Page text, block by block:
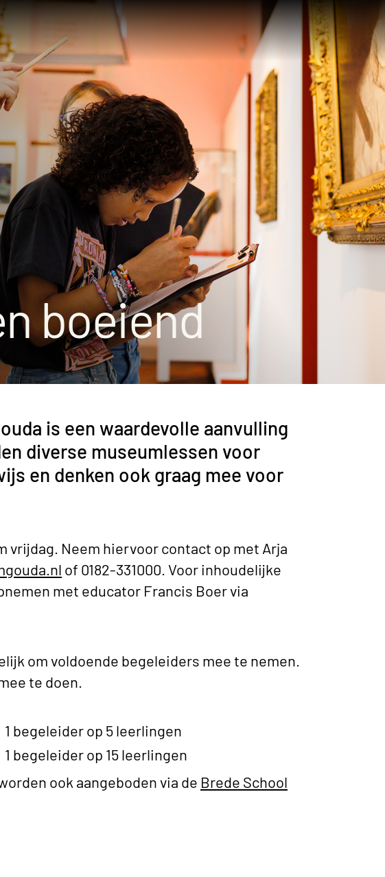
Te zien en te
doen
Tentoonstellingen
Activiteiten
Collectie
Over de collectie
Zoek in de collectie
Plateel
Religieuze kunst
Schenkingen
boeiend
is een waardevolle aanvulling
diverse museumlessen voor
en denken ook graag mee voor
vrijdag. Neem hiervoor contact op met Arja
of 0182-331000. Voor inhoudelijke
met educator Francis Boer via
om voldoende begeleiders mee te nemen.
te doen.
1 begeleider op 5 leerlingen
1 begeleider op 15 leerlingen
ook aangeboden via de Brede School